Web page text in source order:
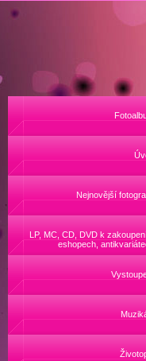
Nejnovější
LP, MC, CD, DVD k
eshopech,